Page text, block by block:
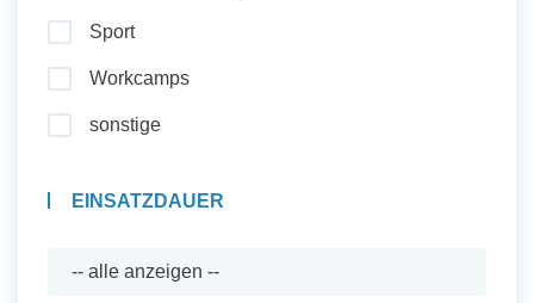
Sport
Workcamps
sonstige
EINSATZDAUER